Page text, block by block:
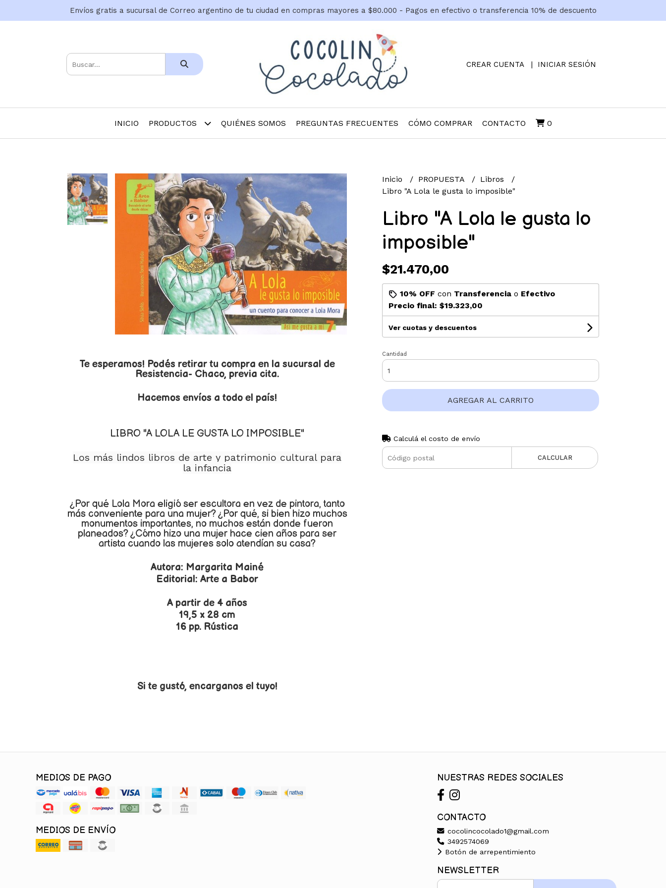
Envíos gratis a sucursal de Correo argentino de tu ciudad en compras mayores a $80.000 - Pagos en efectivo o transferencia 10% de descuento
CREAR CUENTA INICIAR SESIÓN
INICIO PRODUCTOS QUIÉNES SOMOS PREGUNTAS FRECUENTES CÓMO COMPRAR CONTACTO 0
Te esperamos! Podés retirar tu compra en la sucursal de
Resistencia- Chaco, previa cita.
Hacemos envíos a todo el país!
LIBRO "A LOLA LE GUSTA LO IMPOSIBLE"
Los más lindos libros de arte y patrimonio cultural para
la infancia
¿Por qué Lola Mora eligió ser escultora en vez de pintora, tanto
más conveniente para una mujer? ¿Por qué, si bien hizo muchos
monumentos importantes, no muchos están donde fueron
planeados? ¿Cómo hizo una mujer hace cien años para ser
artista cuando las mujeres solo atendían su casa?
Autora: Margarita Mainé
Editorial: Arte a Babor
A partir de 4 años
19,5 x 28 cm
16 pp. Rústica
Si te gustó, encarganos el tuyo!
Inicio PROPUESTA
Libros
Libro "A Lola le gusta lo imposible"
Libro "A Lola le gusta lo
imposible"
$21.470,00
10% OFF con Transferenciao Efectivo
Precio final: $19.323,00
Ver cuotas y descuentos
Cantidad
AGREGAR AL CARRITO
Calculá el costo de envío
CALCULAR
MEDIOS DE PAGO
MEDIOS DE ENVÍO
NUESTRAS REDES SOCIALES
CONTACTO
cocolincocolado1@gmail.com
3492574069
Botón de arrepentimiento
NEWSLETTER